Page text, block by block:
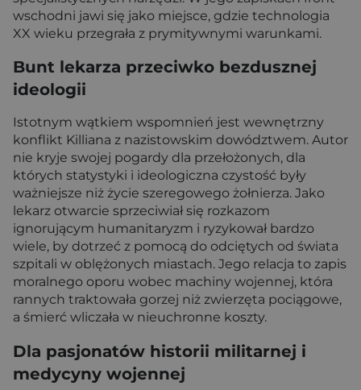
wschodni jawi się jako miejsce, gdzie technologia
XX wieku przegrała z prymitywnymi warunkami.
Bunt lekarza przeciwko bezdusznej
ideologii
Istotnym wątkiem wspomnień jest wewnętrzny
konflikt Killiana z nazistowskim dowództwem. Autor
nie kryje swojej pogardy dla przełożonych, dla
których statystyki i ideologiczna czystość były
ważniejsze niż życie szeregowego żołnierza. Jako
lekarz otwarcie sprzeciwiał się rozkazom
ignorującym humanitaryzm i ryzykował bardzo
wiele, by dotrzeć z pomocą do odciętych od świata
szpitali w oblężonych miastach. Jego relacja to zapis
moralnego oporu wobec machiny wojennej, która
rannych traktowała gorzej niż zwierzęta pociągowe,
a śmierć wliczała w nieuchronne koszty.
Dla pasjonatów historii militarnej i
medycyny wojennej